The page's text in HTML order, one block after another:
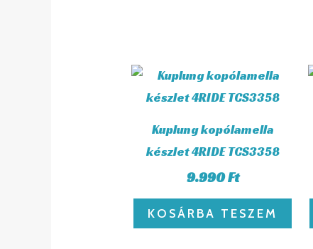
Kuplung kopólamella
készlet 4RIDE TCS3358
9.990Ft
KOSÁRBA TESZEM